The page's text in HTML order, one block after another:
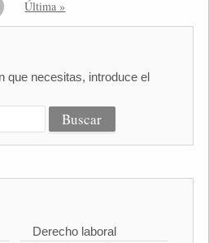
Última »
que necesitas, introduce el
Derecho laboral